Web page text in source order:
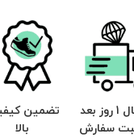
ارسال 1 روز بعد
سفارش
تضمین
بالا